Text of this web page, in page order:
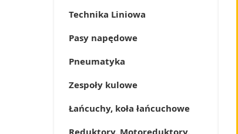
Technika Liniowa
Pasy napędowe
Pneumatyka
Zespoły kulowe
Łańcuchy, koła łańcuchowe
Reduktory, Motoreduktory,